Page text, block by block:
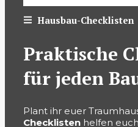
Hausbau-Checklisten
Praktische
für jeden
Plant ihr euer
Checklisten helfen